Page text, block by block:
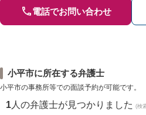
電話でお問い合わせ
小平市に所在する弁護士
小平市の事務所等での面談予約が可能です。
1 人の弁護士が見つかりました (検